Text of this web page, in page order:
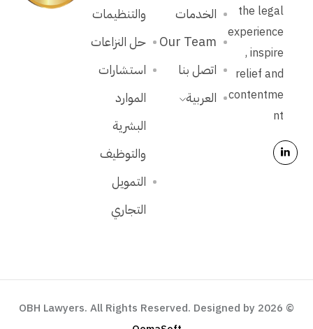
the legal
experience
, inspire
relief and
contentme
nt
الخدمات
Our Team
اتصل بنا
العربية
والتنظيمات
حل النزاعات
استشارات
الموارد
البشرية
والتوظيف
التمويل
التجاري
© 2026 OBH Lawyers. All Rights Reserved. Designed by